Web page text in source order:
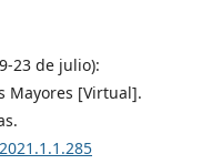
23 de julio):
Mayores [Virtual].